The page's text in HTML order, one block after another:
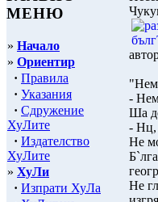
МЕНЮ
» Начало
» Ориентир
· Правила
· Указания
· Сдружение
ХуЛите
· Издателство
ХуЛите
» ХуЛи
· Изпрати ХуЛа
-
Ша
- Нц,
Не
Не